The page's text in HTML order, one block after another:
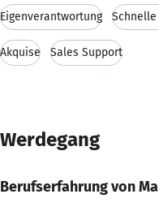
Eigenverantwortung Schnelle
Akquise Sales Support
Werdegang
Berufserfahrung von